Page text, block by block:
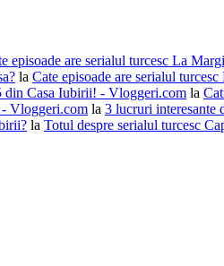
episoade are serialul turcesc La
la Cate episoade are serialul turcesc
din Casa Iubirii! - Vloggeri.com la
- Vloggeri.com la 3 lucruri interesante
la Totul despre serialul turcesc